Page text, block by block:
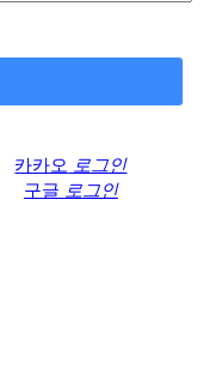
카카오 로그인
구글 로그인